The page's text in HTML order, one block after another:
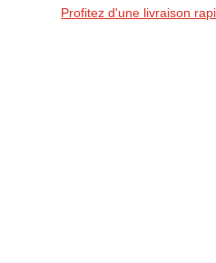
Profitez d'une livraison